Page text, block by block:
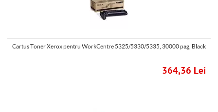
Cartus Toner Xerox pentru WorkCentre 5325/5330/5335, 30000 pag, Black
364,36 Lei